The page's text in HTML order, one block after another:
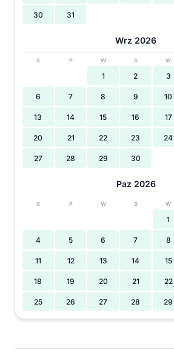
30 31
Wrz 2026
S P W S W
1 2 3
6 7 8 9 10
13 14 15 16 17
20 21 22 23 24
27 28 29 30
Paz 2026
S P W S W
1
4 5 6 7 8
11 12 13 14 15
18 19 20 21 22
25 26 27 28 29